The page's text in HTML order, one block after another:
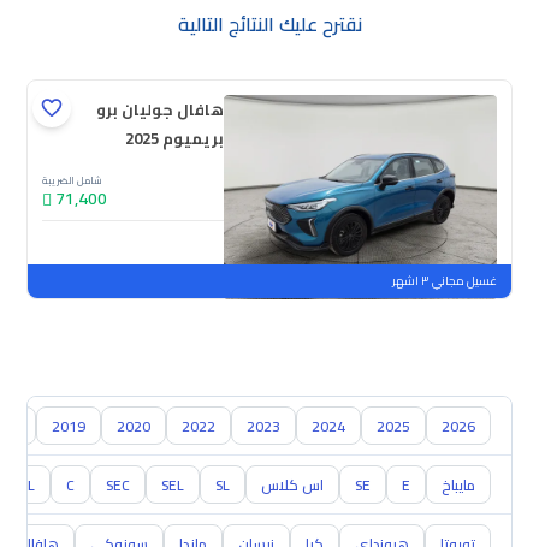
نقترح عليك النتائج التالية
هافال جوليان برو
بريميوم 2025
شامل الضريبة
71,400
جديدة
ملوحة
غسيل مجاني ٣ اشهر
2026
2025
2024
2023
2022
2020
2019
مايباخ E
SE اس كلاس SL
SEL
SEC
C
CL